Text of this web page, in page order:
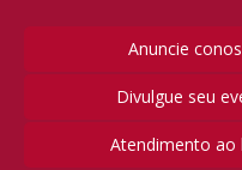
Anuncie
Divulgue seu
Atendimento ao